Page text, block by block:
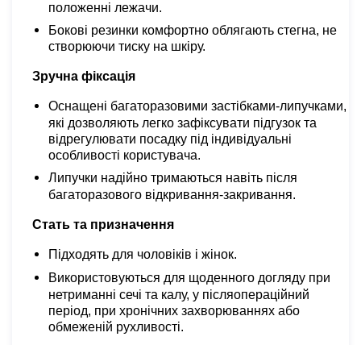
положенні лежачи.
Бокові резинки комфортно облягають стегна, не
створюючи тиску на шкіру.
Зручна фіксація
Оснащені багаторазовими застібками-липучками,
які дозволяють легко зафіксувати підгузок та
відрегулювати посадку під індивідуальні
особливості користувача.
Липучки надійно тримаються навіть після
багаторазового відкривання-закривання.
Стать та призначення
Підходять для чоловіків і жінок.
Використовуються для щоденного догляду при
нетриманні сечі та калу, у післяопераційний
період, при хронічних захворюваннях або
обмеженій рухливості.